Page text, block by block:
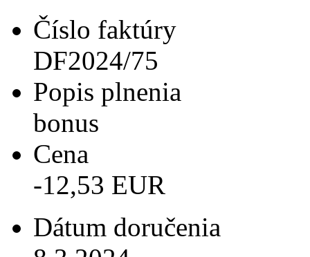
Číslo faktúry
DF2024/75
Popis plnenia
bonus
Cena
-12,53 EUR
Dátum doručenia